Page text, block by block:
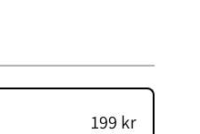
199 kr